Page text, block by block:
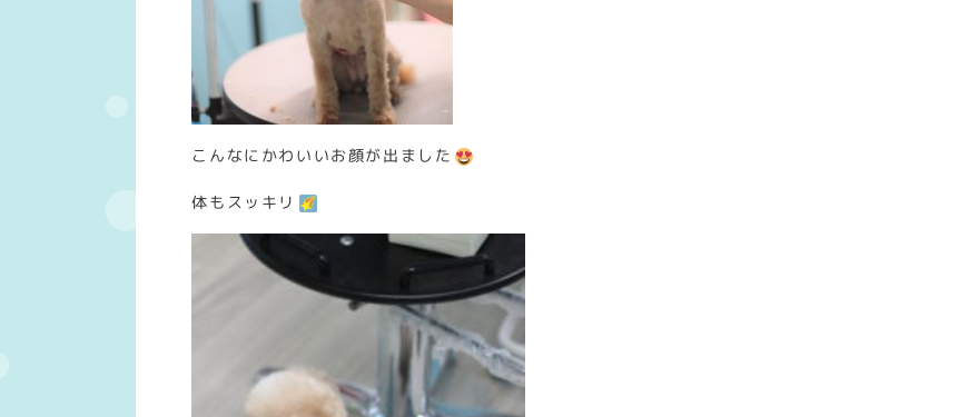
こんなにかわいいお顔が出ました
体もスッキリ